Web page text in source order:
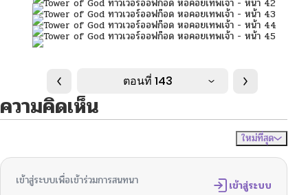
ตอนที่ 143
ความคิดเห็น
ใหม่ที่สุด
เข้าสู่ระบบเพื่อเข้าร่วมการสนทนา เข้าสู่ระบบ